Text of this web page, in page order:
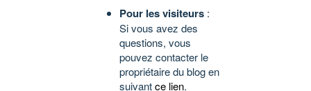
Pour les visiteurs :
Si vous avez des
questions, vous
pouvez contacter le
propriétaire du blog en
suivantce lien.